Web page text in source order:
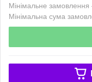
Мінімальне
Мінімальна сума